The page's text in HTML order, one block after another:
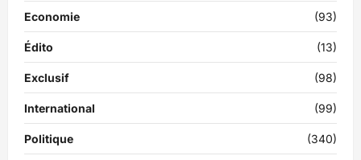
Economie (93)
Édito (13)
Exclusif (98)
International (99)
Politique (340)